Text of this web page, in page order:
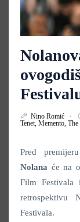
Nino Romić
Tenet, Memento,
Pred
Nolana će na
Film Festivala
retrospektivu
Festivala.